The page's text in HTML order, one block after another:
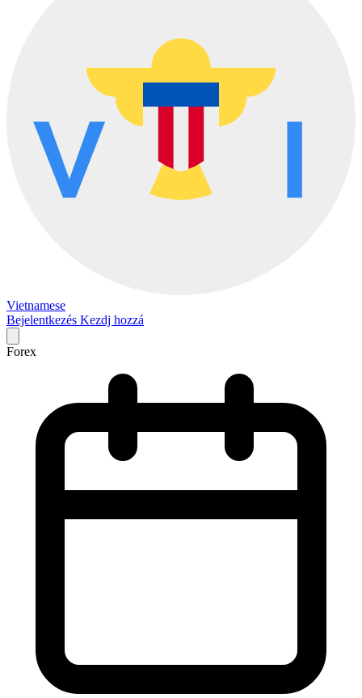
Vietnamese
Bejelentkezés Kezdj hozzá
Forex